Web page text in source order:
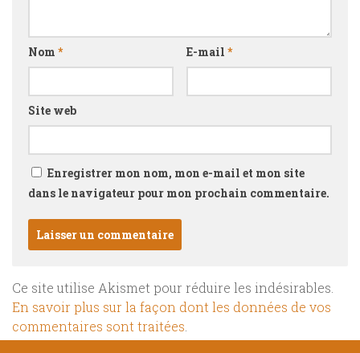
Nom * E-mail *
Site web
Enregistrer mon nom, mon e-mail et mon site
dans le navigateur pour mon prochain commentaire.
Ce site utilise Akismet pour réduire les indésirables.
En savoir plus sur la façon dont les données de vos
commentaires sont traitées